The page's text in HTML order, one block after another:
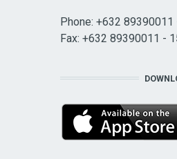
Phone: +632 89390011
Fax: +632 89390011 -